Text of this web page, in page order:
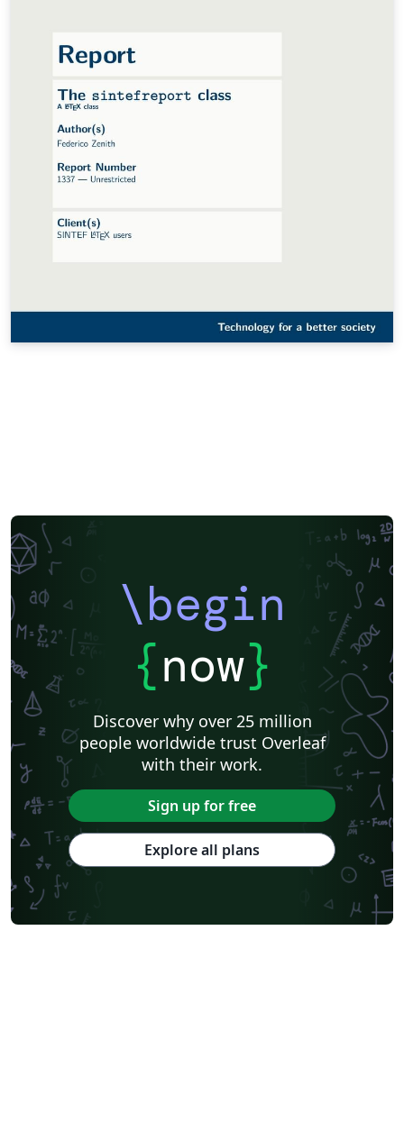
\begin
{now}
Discover why over 25 million
people worldwide trust Overleaf
with their work.
Sign up for free
Explore all plans